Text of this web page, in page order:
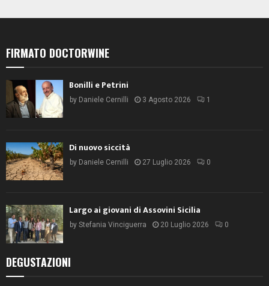
FIRMATO DOCTORWINE
Bonilli e Petrini
by Daniele Cernilli 3 Agosto 2026 1
Di nuovo siccità
by Daniele Cernilli 27 Luglio 2026 0
Largo ai giovani di Assovini Sicilia
by Stefania Vinciguerra 20 Luglio 2026 0
DEGUSTAZIONI